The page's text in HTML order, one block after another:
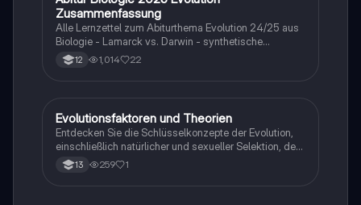
Fächer.
Zusammenfassung
Alle Lernzettel zum Abiturthema Evolution 24/25 aus
Biologie - Lamarck vs. Darwin - synthetische
Evolutionstheorie - Artbildung und Artbegriff - Belege
der Evolution
12 1,014 22
Biologie
Evolutionsfaktoren und Theorien
Entdecken Sie die Schlüsselkonzepte der Evolution,
einschließlich natürlicher und sexueller Selektion, der
synthetischen Theorie und der Evolutionstheorien von
Darwin und Lamarck. Diese Zusammenfassung bietet
13 259 1